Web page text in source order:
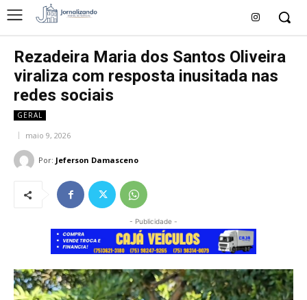
Rezadeira Maria dos Santos Oliveira
viraliza com resposta inusitada nas
redes sociais
GERAL
maio 9, 2026
Por: Jeferson Damasceno
- Publicidade -